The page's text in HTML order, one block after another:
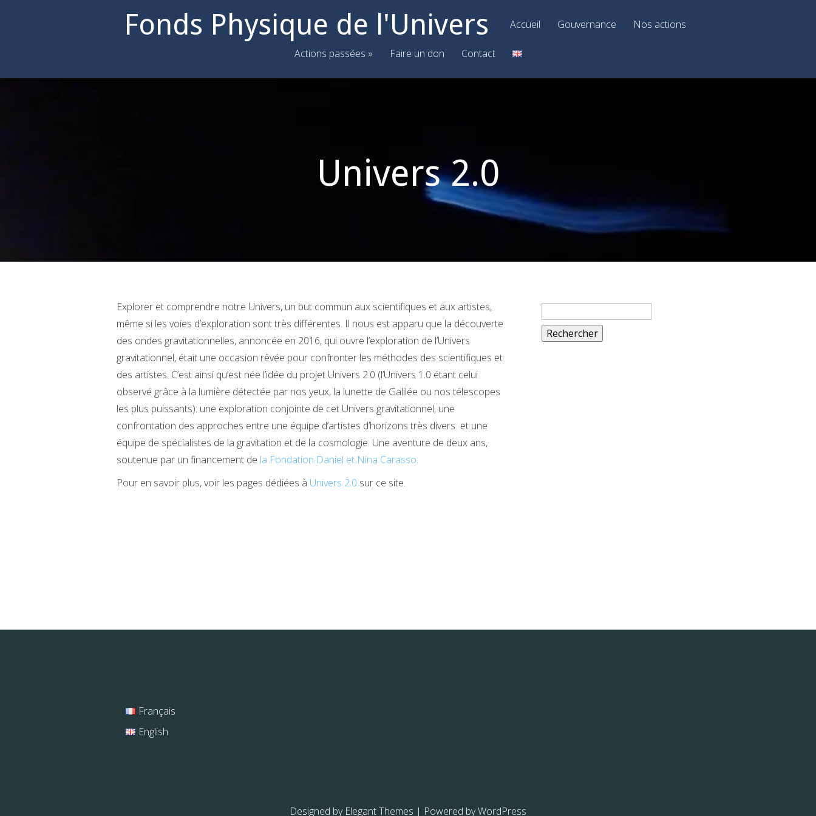
Fonds Physique de l'Univers Accueil Gouvernance Nos actions
Actions passées Faire un don Contact
Univers 2.0
Explorer et comprendre notre Univers, un but commun aux scientifiques et aux artistes,
même si les voies d’exploration sont très différentes. Il nous est apparu que la découverte
des ondes gravitationnelles, annoncée en 2016, qui ouvre l’exploration de l’Univers
gravitationnel, était une occasion rêvée pour confronter les méthodes des scientifiques et
des artistes. C’est ainsi qu’est née l’idée du projet Univers 2.0 (l’Univers 1.0 étant celui
observé grâce à la lumière détectée par nos yeux, la lunette de Galilée ou nos télescopes
les plus puissants): une exploration conjointe de cet Univers gravitationnel, une
confrontation des approches entre une équipe d’artistes d’horizons très divers et une
équipe de spécialistes de la gravitation et de la cosmologie. Une aventure de deux ans,
soutenue par un financement de la Fondation Daniel et Nina Carasso.
Pour en savoir plus, voir les pages dédiées à Univers 2.0 sur ce site.
Rechercher :
Français
English
Designed by Elegant Themes | Powered byWordPress